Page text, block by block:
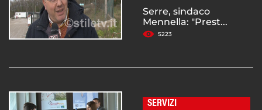
Serre, sindaco
Mennella: "Prest...
5223
SERVIZI